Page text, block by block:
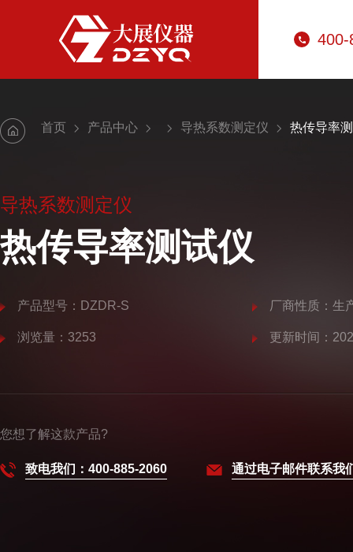
400-
首页 产品中心 导热系数测定仪 热传导率
导热系数测定仪
热传导率测试仪
产品型号：DZDR-S 厂商性质：生
浏览量：3253 更新时间：
您想了解这款产品?
致电我们：400-885-2060 通过电子邮件联系我